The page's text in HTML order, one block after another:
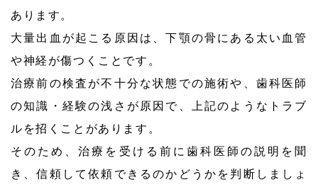
あります。
大量出血が起こる原因は、下顎の骨にある太い血管
や神経が傷つくことです。
治療前の検査が不十分な状態での施術や、歯科医師
の知識・経験の浅さが原因で、上記のようなトラブ
ルを招くことがあります。
そのため、治療を受ける前に歯科医師の説明を聞
き、信頼して依頼できるのかどうかを判断しましょ